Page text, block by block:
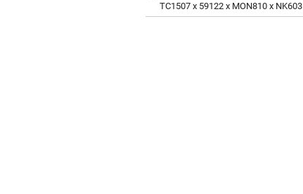
TC1507 x 59122 x MON810 x NK603